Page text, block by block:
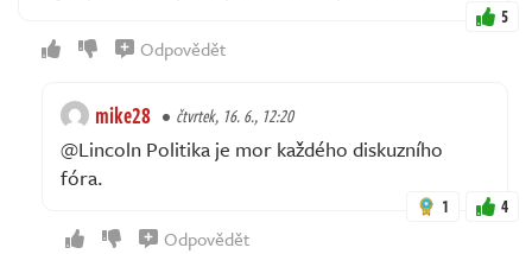
5
Odpovědět
mike28 čtvrtek, 16. 6., 12:20
@Lincoln Politika je mor každého diskuzního
fóra.
1 4
Odpovědět